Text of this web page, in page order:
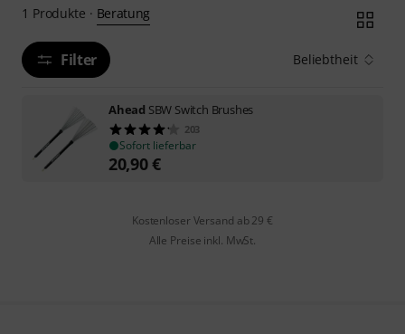
1 Produkte · Beratung
Filter Beliebtheit
Ahead SBW Switch Brushes
203
Sofort lieferbar
20,90€
Kostenloser Versand ab 29 €
Alle Preise inkl. MwSt.